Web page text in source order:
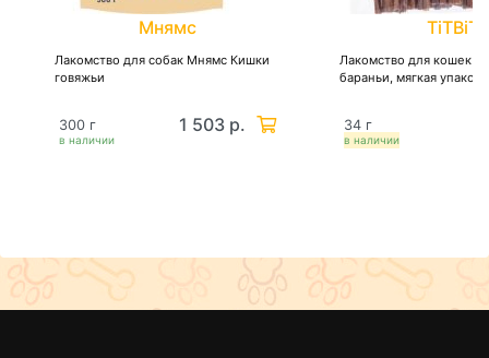
Мнямс
Лакомство для собак Мнямс Кишки
говяжьи
в наличии
300 г 1 503 р.
TiTBiT
Лакомство для кошек
бараньи, мягкая
в наличии
34 г